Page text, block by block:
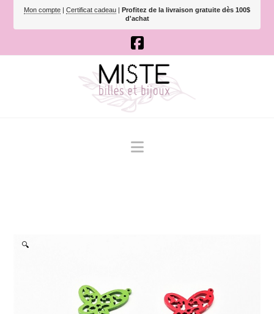
Mon compte | Certificat cadeau | Profitez de la livraison gratuite dès 100$
d'achat
Navigation
🔍